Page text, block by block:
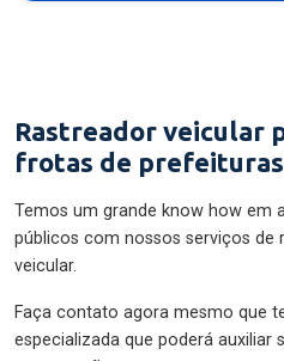
Rastreador veicular
frotas de
Temos um grande know how em
públicos com nossos serviços de
veicular.
Faça contato agora mesmo que
especializada que poderá auxiliar